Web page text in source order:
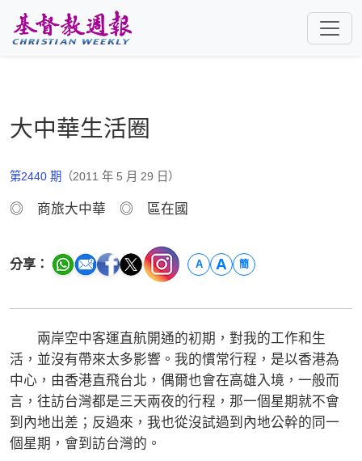
大中華生活圈
第2440 期 （2011 年 5 月 29 日）
◎ 商旅大中華 ◎ 區在國
分享： A A 簡
兩岸空中客運直航開通的初期，對我的工作和生
活，並沒有帶來太多影響。我的慣常行程，是以香港為
中心，由香港直飛台北，偶爾也會在高雄入境，一般而
言，往訪台灣都是三天兩夜的行程，那一個星期就不會
到內地出差；反過來，我也從沒試過到內地公幹的同一
個星期，會到訪台灣的。